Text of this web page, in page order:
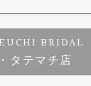
BRIDAL
タテマチ店